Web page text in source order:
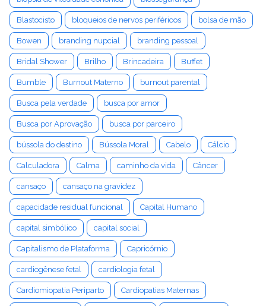
Blastocisto bloqueios de nervos periféricos bolsa de mão
Bowen branding nupcial branding pessoal
Bridal Shower Brilho Brincadeira Buffet
Bumble Burnout Materno burnout parental
Busca pela verdade busca por amor
Busca por Aprovação busca por parceiro
bússola do destino Bússola Moral Cabelo Cálcio
Calculadora Calma caminho da vida Câncer
cansaço cansaço na gravidez
capacidade residual funcional Capital Humano
capital simbólico capital social
Capitalismo de Plataforma Capricórnio
cardiogênese fetal cardiologia fetal
Cardiomiopatia Periparto Cardiopatias Maternas